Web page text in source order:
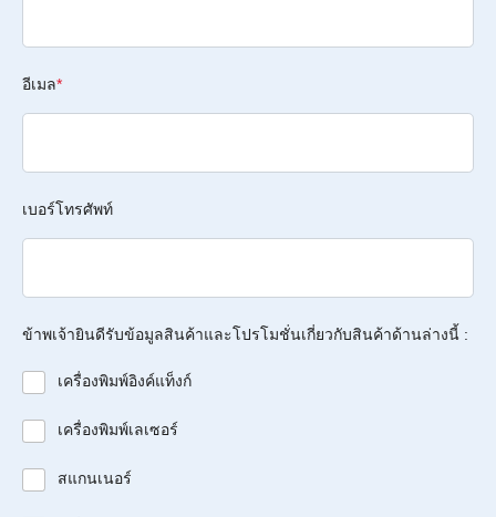
อีเมล*
เบอร์โทรศัพท์
ข้าพเจ้ายินดีรับข้อมูลสินค้าและโปรโมชั่นเกี่ยวกับสินค้าด้านล่างนี้ :
เครื่องพิมพ์อิงค์แท็งก์
เครื่องพิมพ์เลเซอร์
สแกนเนอร์